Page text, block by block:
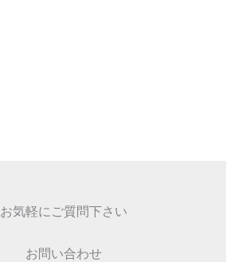
お気軽にご質問下さい
お問い合わせ